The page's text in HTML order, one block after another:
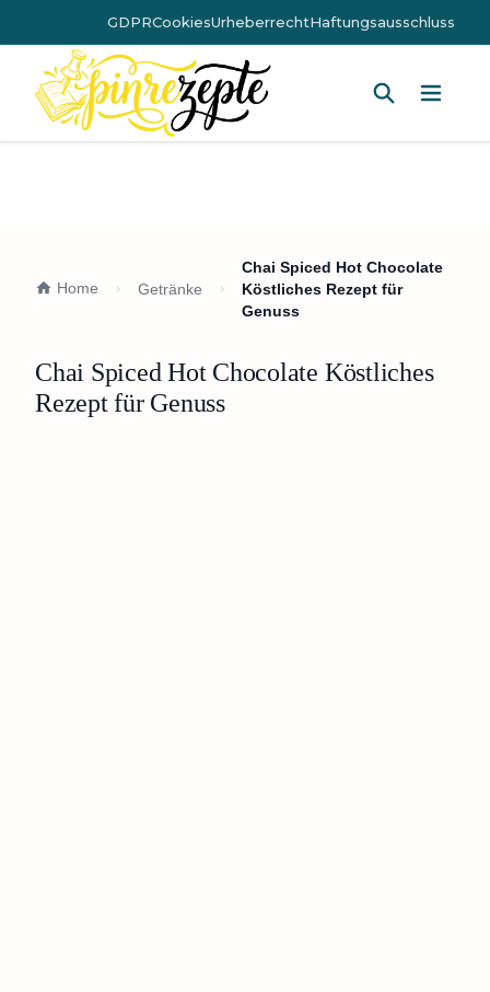
GDPRCookiesUrheberrechtHaftungsausschluss
Home Getränke
Chai Spiced Hot Chocolate
Köstliches Rezept für
Genuss
Chai Spiced Hot Chocolate Köstliches
Rezept für Genuss